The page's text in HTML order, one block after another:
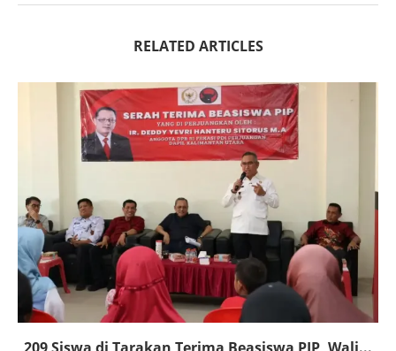
RELATED ARTICLES